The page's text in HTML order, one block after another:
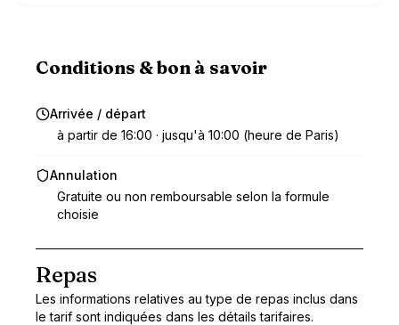
Conditions & bon à savoir
Arrivée / départ
à partir de 16:00 · jusqu'à 10:00 (heure de Paris)
Annulation
Gratuite ou non remboursable selon la formule
choisie
Repas
Les informations relatives au type de repas inclus dans
le tarif sont indiquées dans les détails tarifaires.